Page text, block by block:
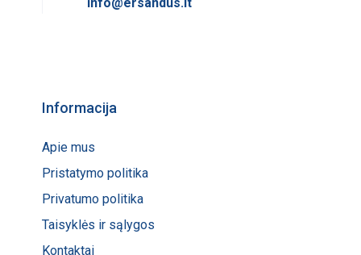
Informacija
Apie mus
Pristatymo politika
Privatumo politika
Taisyklės ir sąlygos
Kontaktai